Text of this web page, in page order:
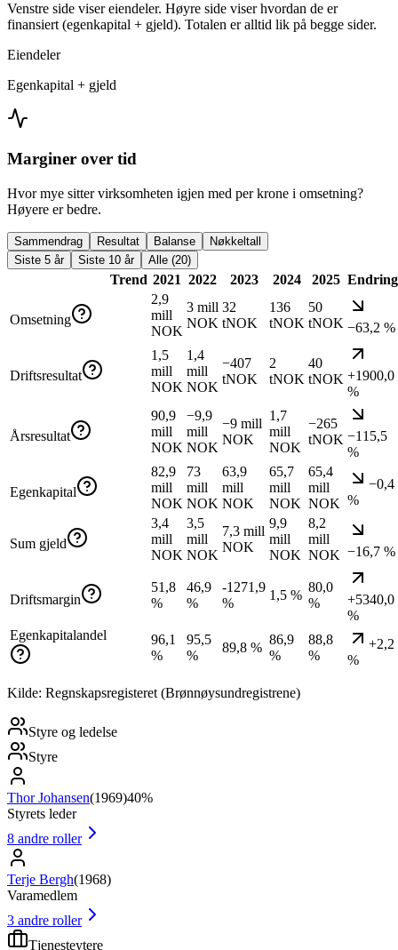
Venstre side viser eiendeler. Høyre side viser hvordan de er
finansiert (egenkapital + gjeld). Totalen er alltid lik på begge sider.
Eiendeler
Egenkapital + gjeld
Marginer over tid
Hvor mye sitter virksomheten igjen med per krone i omsetning?
Høyere er bedre.
Sammendrag Resultat Balanse
Nøkkeltall
Siste 5 år
Siste 10 år Alle (20)
Trend 2021 2022 2023 2024 2025 Endring
Omsetning
2,9
mill
NOK
3 mill
NOK
32
tNOK
136
tNOK
50
tNOK −63,2 %
Driftsresultat
1,5
mill
NOK
1,4
mill
NOK
−407
tNOK
2
tNOK
40
tNOK +1900,0
%
Årsresultat
90,9
mill
NOK
−9,9
mill
NOK
−9 mill
NOK
1,7
mill
NOK
−265
tNOK −115,5
%
Egenkapital
82,9
mill
NOK
73
mill
NOK
63,9
mill
NOK
65,7
mill
NOK
65,4
mill
NOK
−0,4
%
Sum gjeld
3,4
mill
NOK
3,5
mill
NOK
7,3 mill
NOK
9,9
mill
NOK
8,2
mill
NOK −16,7 %
Driftsmargin
51,8
%
46,9
%
-1271,9
%
1,5 %
80,0
%
+5340,0
%
Egenkapitalandel
96,1
%
95,5
%
89,8 %
86,9
%
88,8
%
+2,2
%
Kilde: Regnskapsregisteret (Brønnøysundregistrene)
Styre og ledelse
Styre
Thor Johansen(1969)40%
Styrets leder
8 andre roller
Terje Bergh(1968)
Varamedlem
3 andre roller
Tjenesteytere